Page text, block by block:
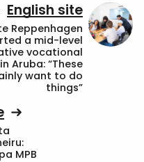
English site
Reppenhagen
a mid-level
vocational
Aruba: “These
want to do
things”
MPB